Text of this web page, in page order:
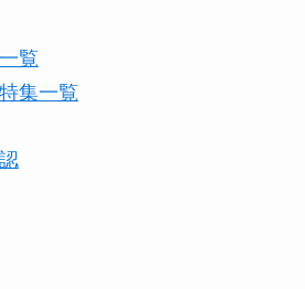
覧
集一覧